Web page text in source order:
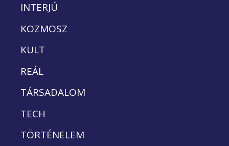
INTERJÚ
KOZMOSZ
KULT
REÁL
TÁRSADALOM
TECH
TÖRTÉNELEM